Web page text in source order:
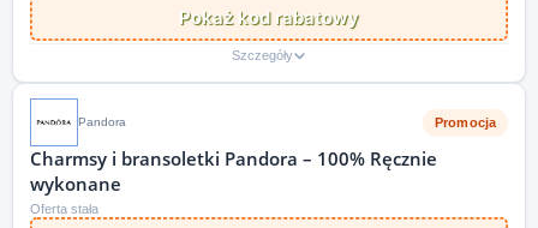
Pokaż kod rabatowy
Szczegóły
Pandora Promocja
Charmsy i bransoletki Pandora – 100% Ręcznie
wykonane
Oferta stała